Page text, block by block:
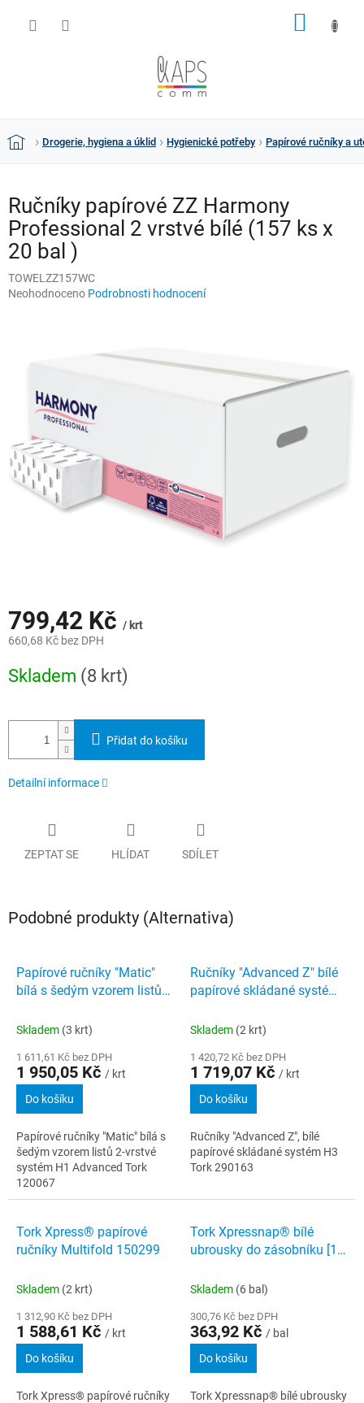
DomůDrogerie, hygiena a úklid Hygienické potřeby Papírové ručníky a
Ručníky papírové ZZ Harmony
Professional 2 vrstvé bílé (157 ks x
20 bal )
TOWELZZ157WC
Průměrné
hvězdiček.
Neohodnoceno Podrobnosti hodnocení
799,42 Kč / krt
660,68 Kč bez DPH
cena:
Skladem (8 krt)
Přidat do košíku
Detailní informace
ZEPTAT SE HLÍDAT SDÍLET
Podobné produkty (Alternativa)
Papírové ručníky "Matic"
bílá s šedým vzorem listů
Advanced Tork 120067
Skladem (3 krt)
1 611,61 Kč bez DPH
1 950,05 Kč / krt
Do košíku
Papírové ručníky "Matic" bílá s
šedým vzorem listů 2-vrstvé
systém H1 Advanced Tork
120067
Ručníky "Advanced Z" bílé
papírové skládané systém
Skladem (2 krt)
1 420,72 Kč bez DPH
1 719,07 Kč / krt
Do košíku
Ručníky "Advanced Z", bílé
papírové skládané systém H3
Tork 290163
Tork Xpress® papírové
ručníky Multifold 150299
Skladem (2 krt)
1 312,90 Kč bez DPH
1 588,61 Kč / krt
Do košíku
Tork Xpress® papírové ručníky
Tork Xpressnap® bílé
ubrousky do zásobníku [1
Skladem (6 bal)
300,76 Kč bez DPH
363,92 Kč / bal
Do košíku
Tork Xpressnap® bílé ubrousky